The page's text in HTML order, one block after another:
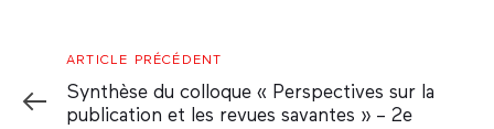
Article
Précédent
ARTICLE PRÉCÉDENT
Synthèse du colloque « Perspectives sur la
publication et les revues savantes » – 2e